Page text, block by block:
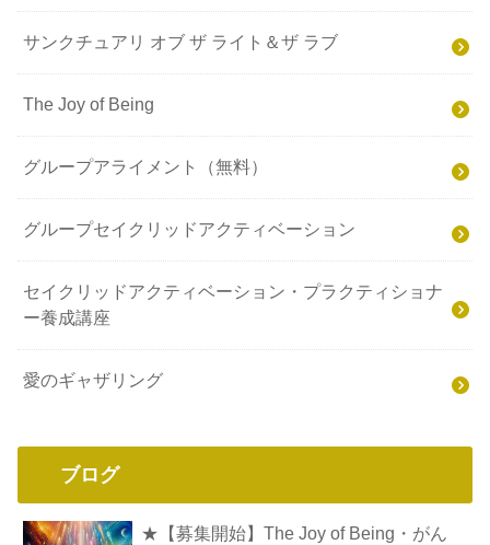
サンクチュアリ オブ ザ ライト＆ザ ラブ
The Joy of Being
グループアライメント（無料）
グループセイクリッドアクティベーション
セイクリッドアクティベーション・プラクティショナ
ー養成講座
愛のギャザリング
ブログ
★【募集開始】The Joy of Being・がん